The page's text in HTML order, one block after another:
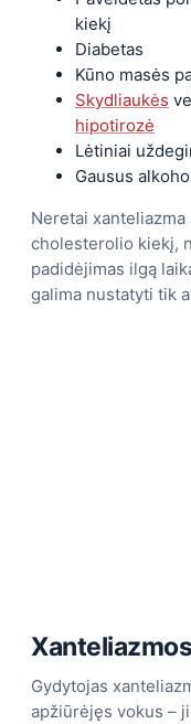
kiekį
Diabetas
Kūno masės
Skydliaukės
hipotirozė
Lėtiniai
Gausus
Neretai
cholesterolio kiekį,
padidėjimas ilgą
galima nustatyti tik
Gydytojas
apžiūrėjęs vokus –